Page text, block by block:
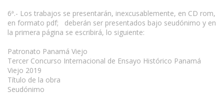
6ª.- Los trabajos se presentarán, inexcusablemente, en CD rom,
en formato pdf; deberán ser presentados bajo seudónimo y en
la primera página se escribirá, lo siguiente:
Patronato Panamá Viejo
Tercer Concurso Internacional de Ensayo Histórico Panamá
Viejo 2019
Título de la obra
Seudónimo